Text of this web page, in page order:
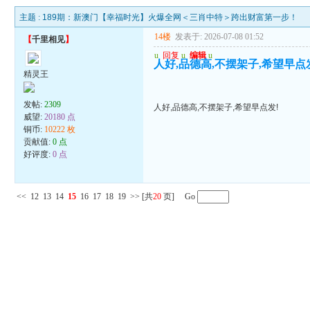
主题 : 189期：新澳门【幸福时光】火爆全网＜三肖中特＞跨出财富第一步！
【千里相见】
精灵王
发帖:2309
威望:20180 点
铜币: 10222 枚
贡献值:0 点
好评度:0 点
14楼 发表于: 2026-07-08 01:52
u 回复 u 编辑 u
人好,品德高,不摆架子,希望早点
人好,品德高,不摆架子,希望早点发!
<< 12 13 14 15 16 17 18 19 >> [共20 页] Go